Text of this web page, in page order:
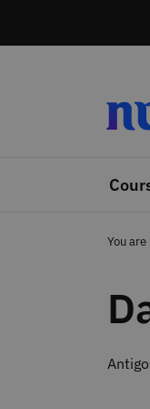
You are